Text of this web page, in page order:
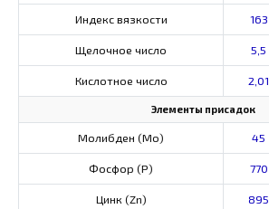
Индекс вязкости 163
Щелочное число 5,5
Кислотное число 2,01
Элементы присадок
Молибден (Мо) 45
Фосфор (Р) 770
Цинк (Zn) 895